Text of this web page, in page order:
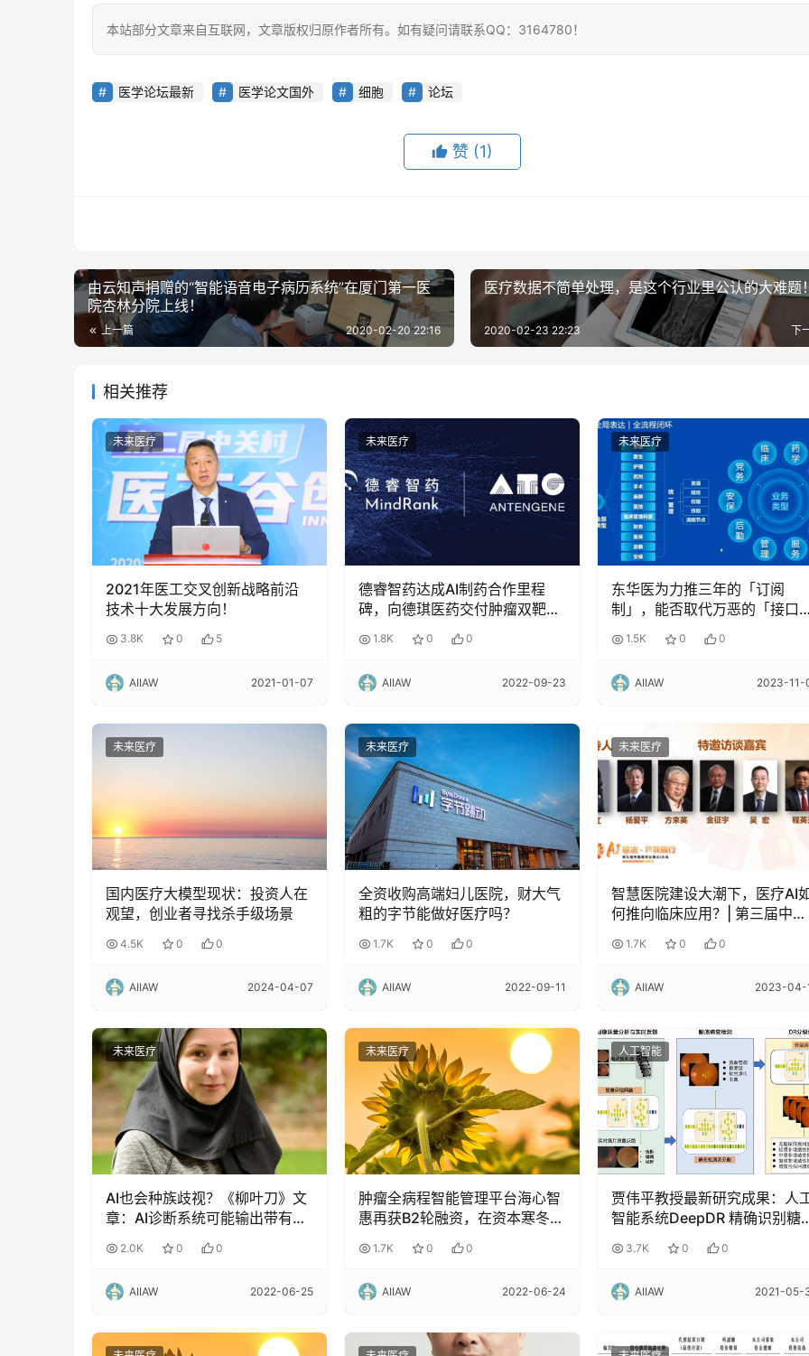
本站部分文章来自互联网，文章版权归原作者所有。如有疑问请联系QQ：3164780！
医学论坛最新 医学论文国外 细胞 论坛
赞 (1)
由云知声捐赠的“智能语音电子病历系统”在厦门第一医
院杏林分院上线！
上一篇 2020-02-20 22:16
医疗数据不简单处理，是这个行业里公认的大难题
下
2020-02-23 22:23
相关推荐
未来医疗
2021年医工交叉创新战略前沿
技术十大发展方向！
3.8K 0 5
AIIAW 2021-01-07
未来医疗
德睿智药达成AI制药合作里程
碑，向德琪医药交付肿瘤双靶点
1.8K 0 0
AIIAW 2022-09-23
未来医疗
东华医为力推三年的「订阅
制」，能否取代万恶的「接口
1.5K 0 0
AIIAW 2023-11-
未来医疗
国内医疗大模型现状：投资人在
观望，创业者寻找杀手级场景
4.5K 0 0
AIIAW 2024-04-07
未来医疗
全资收购高端妇儿医院，财大气
粗的字节能做好医疗吗？
1.7K 0 0
AIIAW 2022-09-11
未来医疗
智慧医院建设大潮下，医疗AI
何推向临床应用？| 第三届中国
医学影像AI大会
1.7K 0 0
AIIAW 2023-04-
未来医疗
AI也会种族歧视？《柳叶刀》文
章：AI诊断系统可能输出带有种
2.0K 0 0
AIIAW 2022-06-25
未来医疗
肿瘤全病程智能管理平台海心智
惠再获B2轮融资，在资本寒冬三
个月斩获两轮融资
1.7K 0 0
AIIAW 2022-06-24
人工智能
贾伟平教授最新研究成果：人
智能系统DeepDR 精确识别糖
3.7K 0 0
AIIAW 2021-05-